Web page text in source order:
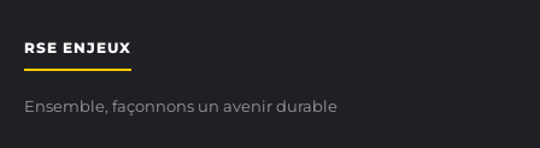
RSE ENJEUX
Ensemble, façonnons un avenir durable